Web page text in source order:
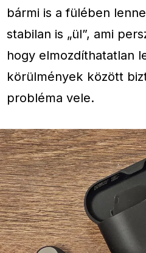
bármi is a fülében
stabilan is „ül”, ami
hogy elmozdíthatatlan
körülmények között
probléma vele.